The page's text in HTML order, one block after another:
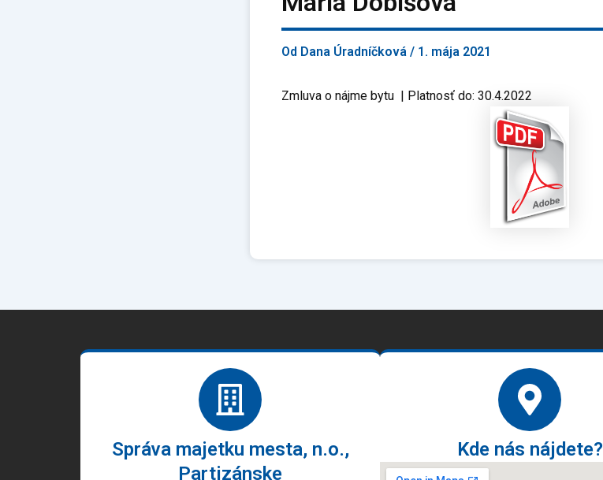
Od Dana Úradníčková / 1. mája 2021
Zmluva o nájme bytu | Platnosť do: 30.4.2022
Správa majetku mesta, n.o.,
Partizánske
Kde nás nájdete?